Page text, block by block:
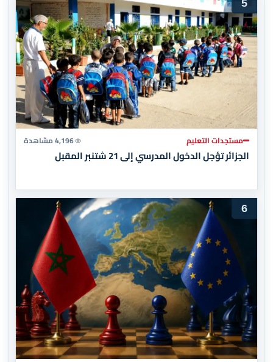
5
مستجدات التعليم 4,196 مشاهدة
الجزائر تؤجل الدخول المدرسي إلى 21 شتنبر المقبل
6